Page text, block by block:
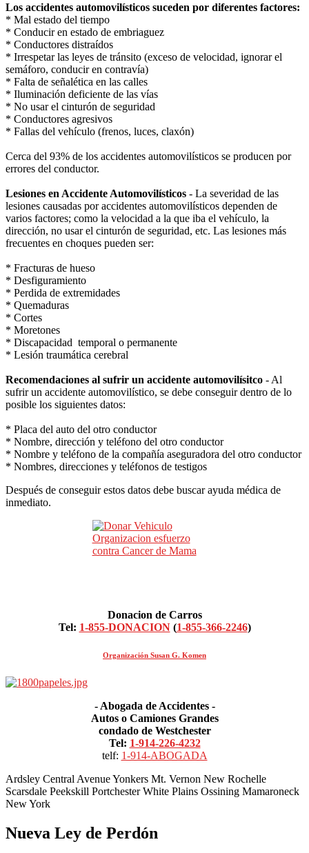
Los accidentes automovilísticos suceden por diferentes factores:
* Mal estado del tiempo
* Conducir en estado de embriaguez
* Conductores distraídos
* Irrespetar las leyes de tránsito (exceso de velocidad, ignorar el
semáforo, conducir en contravía)
* Falta de señalética en las calles
* Iluminación deficiente de las vías
* No usar el cinturón de seguridad
* Conductores agresivos
* Fallas del vehículo (frenos, luces, claxón)
Cerca del 93% de los accidentes automovilísticos se producen por
errores del conductor.
Lesiones en Accidente Automovilísticos - La severidad de las
lesiones causadas por accidentes automovilísticos dependen de
varios factores; como la velocidad a la que iba el vehículo, la
dirección, no usar el cinturón de seguridad, etc. Las lesiones más
frecuentes en choques pueden ser:
* Fracturas de hueso
* Desfiguramiento
* Perdida de extremidades
* Quemaduras
* Cortes
* Moretones
* Discapacidad temporal o permanente
* Lesión traumática cerebral
Recomendaciones al sufrir un accidente automovilísitco - Al
sufrir un accidente automovilístico, se debe conseguir dentro de lo
posible los siguientes datos:
* Placa del auto del otro conductor
* Nombre, dirección y teléfono del otro conductor
* Nombre y teléfono de la compañía aseguradora del otro conductor
* Nombres, direcciones y teléfonos de testigos
Después de conseguir estos datos debe buscar ayuda médica de
inmediato.
Donacion de Carros
Tel: 1-855-DONACION(1-855-366-2246)
Organización Susan G. Komen
- Abogada de Accidentes -
Autos o Camiones Grandes
condado de Westchester
Tel: 1-914-226-4232
telf: 1-914-ABOGADA
Ardsley Central Avenue Yonkers Mt. Vernon New Rochelle
Scarsdale Peekskill Portchester White Plains Ossining Mamaroneck
New York
Nueva Ley de Perdón